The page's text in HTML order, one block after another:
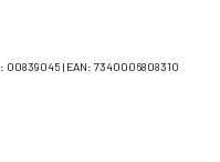
00839045| EAN: 7340006808310